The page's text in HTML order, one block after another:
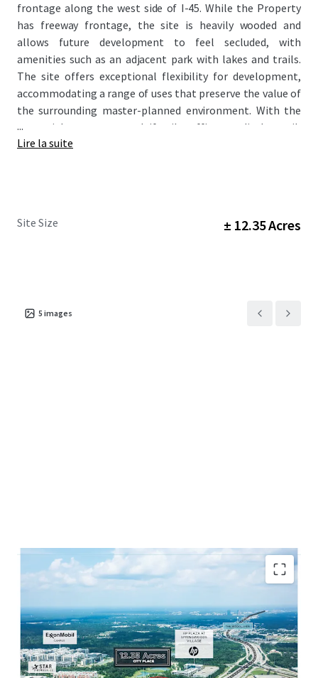
frontage along the west side of I-45. While the Property
has freeway frontage, the site is heavily wooded and
allows future development to feel secluded, with
amenities such as an adjacent park with lakes and trails.
The site offers exceptional flexibility for development,
accommodating a range of uses that preserve the value of
the surrounding master-planned environment. With the
potential to attract multifamily, office, medical, retail,
hospitality, and mixed-use projects, this site presents a
...
Lire la suite
Site Size ± 12.35 Acres
5 images
POISED TO BENEFIT FROM FORTUNE 10 HQ
Adjacent to ExxonMobil Campus
Headquarters with 14,000 employees on site.
Ability to capture multifamily / retail